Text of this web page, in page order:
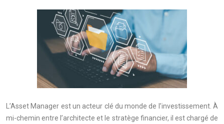
L’Asset Manager est un acteur clé du monde de l’investissement. À
mi-chemin entre l’architecte et le stratège financier, il est chargé de